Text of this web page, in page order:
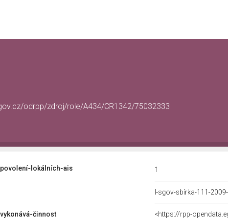
odrpp/zdroj/role/A434/CR1342/75032333
povolení-lokálních-ais 1
l-sgov-sbírka-111-
vykonává-činnost <https://rpp-